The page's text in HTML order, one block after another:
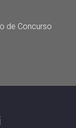
de Concurso